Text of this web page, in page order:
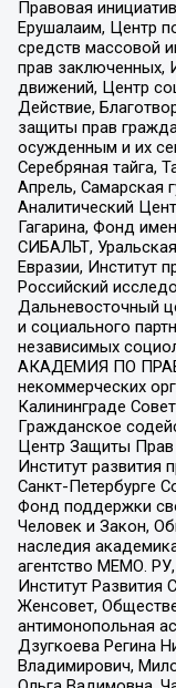
Правовая
Ерушалаим, Центр
средств массовой
прав заключенных,
движений, Центр
Действие,
защиты прав
осужденным и их
Серебряная тайга,
Апрель, Самарская
Аналитический
Гагарина, Фонд
СИБАЛЬТ,
Евразии, Институт
Российский
Дальневосточный
и социального
независимых
АКАДЕМИЯ ПО
некоммерческих
Калининграде
Гражданское
Центр Защиты
Институт развития
Санкт-Петербурге
Фонд поддержки
Человек и Закон,
наследия
агентство МЕМО.
Институт
Женсовет,
антимонопольная
Дзугкоева Регина
Владимирович,